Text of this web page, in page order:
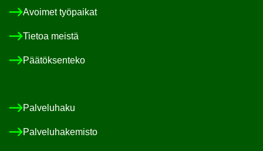
Avoi­met työ­pai­kat
Tie­toa meis­tä
Pää­tök­sen­te­ko
Pal­ve­lu­ha­ku
Pal­ve­lu­ha­ke­mis­to